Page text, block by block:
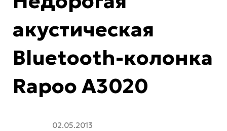
акустическая
Bluetooth-колонка
Rapoo A3020
02.05.2013